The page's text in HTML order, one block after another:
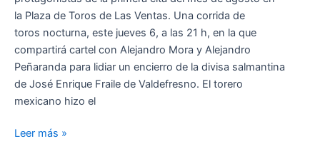
la Plaza de Toros de Las Ventas. Una corrida de
toros nocturna, este jueves 6, a las 21 h, en la que
compartirá cartel con Alejandro Mora y Alejandro
Peñaranda para lidiar un encierro de la divisa salmantina
de José Enrique Fraile de Valdefresno. El torero
mexicano hizo el
Ventas
Leer más »